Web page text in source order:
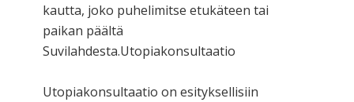
kautta, joko puhelimitse etukäteen tai
paikan päältä
Suvilahdesta.Utopiakonsultaatio
Utopiakonsultaatio on esityksellisiin